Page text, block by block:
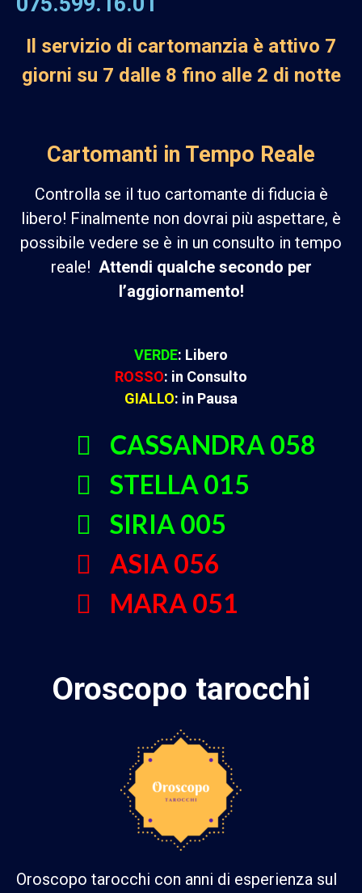
Il servizio di cartomanzia è attivo 7
giorni su 7 dalle 8 fino alle 2 di notte
Cartomanti in Tempo Reale
Controlla se il tuo cartomante di fiducia è
libero! Finalmente non dovrai più aspettare, è
possibile vedere se è in un consulto in tempo
reale! Attendi qualche secondo per
l’aggiornamento!
VERDE: Libero
ROSSO: in Consulto
GIALLO: in Pausa
CASSANDRA 058
STELLA 015
SIRIA 005
ASIA 056
MARA 051
Oroscopo tarocchi
Oroscopo tarocchi con anni di esperienza sul